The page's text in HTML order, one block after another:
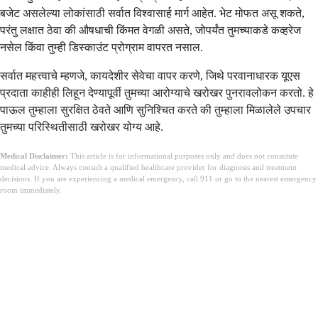
बजेट असलेल्या लोकांसाठी सर्वात विश्वासार्ह मार्ग आहेत. भेट मोफत असू शकते,
परंतु लक्षात ठेवा की औषधाची किंमत वेगळी असते, जोपर्यंत तुमच्याकडे कव्हरेज
नसेल किंवा तुम्ही डिस्काउंट प्रोग्राम वापरत नसाल.
सर्वात महत्त्वाचे म्हणजे, कायदेशीर सेवेचा वापर करणे, जिथे परवानाधारक यूएस
प्रदाता काहीही लिहून देण्यापूर्वी तुमच्या आरोग्याचे खरोखर पुनरावलोकन करतो. हे
पाऊल तुम्हाला सुरक्षित ठेवते आणि सुनिश्चित करते की तुम्हाला मिळालेले उपचार
तुमच्या परिस्थितीसाठी खरोखर योग्य आहे.
Medical Disclaimer: This article is for informational purposes only and does not constitute
medical advice. Always consult a qualified healthcare provider for diagnosis and treatment
decisions. If you are experiencing a medical emergency, call 911 or go to the nearest emergency
room immediately.